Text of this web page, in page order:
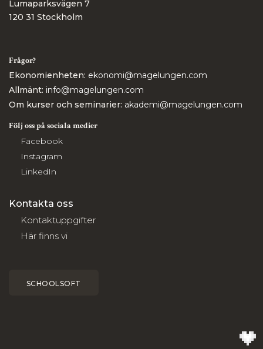
Lumaparksvägen 7
120 31 Stockholm
Frågor?
Ekonomienheten: ekonomi@magelungen.com
Allmänt: info@magelungen.com
Om kurser och seminarier: akademi@magelungen.com
Följ oss på sociala medier
Facebook
Instagram
LinkedIn
Kontakta oss
Kontaktuppgifter
Här finns vi
SCHOOLSOFT